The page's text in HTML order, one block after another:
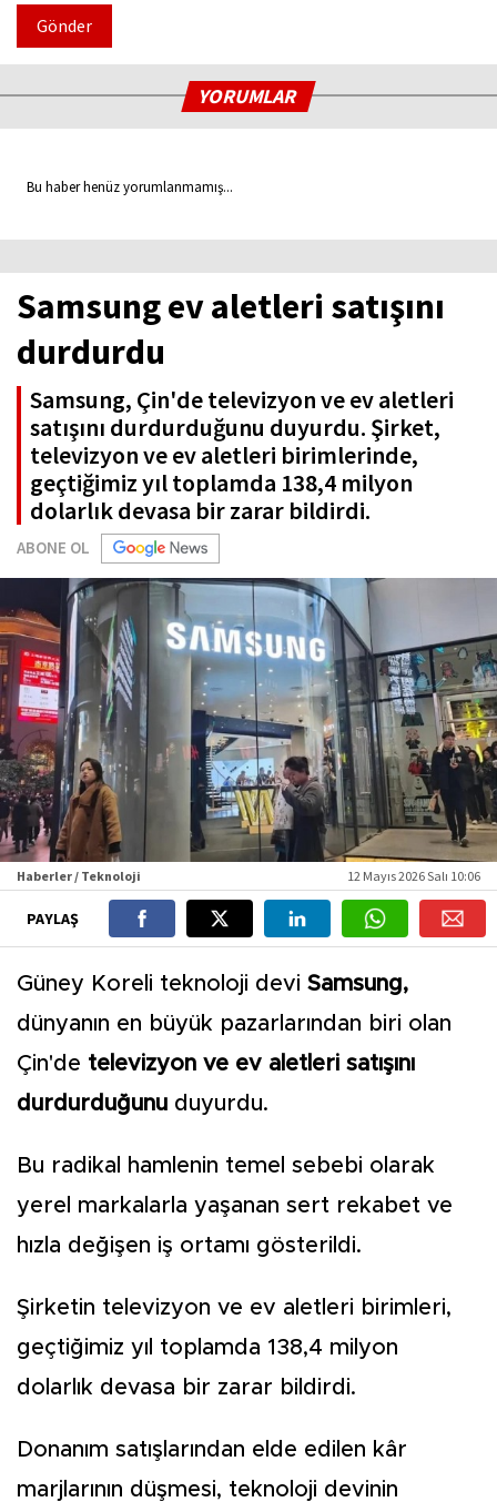
Gönder
YORUMLAR
Bu haber henüz yorumlanmamış...
Samsung ev aletleri satışını
durdurdu
Samsung, Çin'de televizyon ve ev aletleri
satışını durdurduğunu duyurdu. Şirket,
televizyon ve ev aletleri birimlerinde,
geçtiğimiz yıl toplamda 138,4 milyon
dolarlık devasa bir zarar bildirdi.
ABONE OL
Haberler / Teknoloji 12 Mayıs 2026 Salı 10:06
PAYLAŞ
Güney Koreli teknoloji devi Samsung,
dünyanın en büyük pazarlarından biri olan
Çin'de televizyon ve ev aletleri satışını
durdurduğunu duyurdu.
Bu radikal hamlenin temel sebebi olarak
yerel markalarla yaşanan sert rekabet ve
hızla değişen iş ortamı gösterildi.
Şirketin televizyon ve ev aletleri birimleri,
geçtiğimiz yıl toplamda 138,4 milyon
dolarlık devasa bir zarar bildirdi.
Donanım satışlarından elde edilen kâr
marjlarının düşmesi, teknoloji devinin